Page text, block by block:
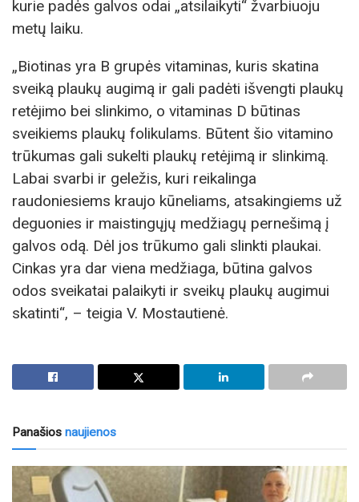
kurie padės galvos odai „atsilaikyti“ žvarbiuoju
metų laiku.
„Biotinas yra B grupės vitaminas, kuris skatina
sveiką plaukų augimą ir gali padėti išvengti plaukų
retėjimo bei slinkimo, o vitaminas D būtinas
sveikiems plaukų folikulams. Būtent šio vitamino
trūkumas gali sukelti plaukų retėjimą ir slinkimą.
Labai svarbi ir geležis, kuri reikalinga
raudoniesiems kraujo kūneliams, atsakingiems už
deguonies ir maistingųjų medžiagų pernešimą į
galvos odą. Dėl jos trūkumo gali slinkti plaukai.
Cinkas yra dar viena medžiaga, būtina galvos
odos sveikatai palaikyti ir sveikų plaukų augimui
skatinti“, – teigia V. Mostautienė.
Panašios naujienos